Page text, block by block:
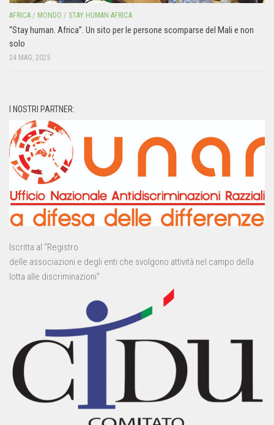
AFRICA / MONDO / STAY HUMAN AFRICA
“Stay human. Africa”. Un sito per le persone scomparse del Mali e non
solo
24 MAG, 2025
I NOSTRI PARTNER:
Iscritta al “Registro
delle associazioni e degli enti che svolgono attività nel campo della
lotta alle discriminazioni”